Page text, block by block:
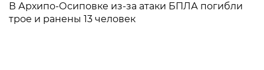
В Архипо-Осиповке из-за атаки БПЛА погибли
трое и ранены 13 человек